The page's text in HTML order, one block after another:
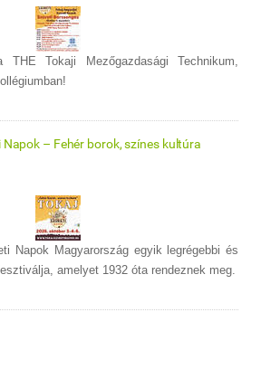
THE Tokaji Mezőgazdasági Technikum,
– Fehér borok, színes kultúra
Napok Magyarország egyik legrégebbi és
amelyet 1932 óta rendeznek meg.